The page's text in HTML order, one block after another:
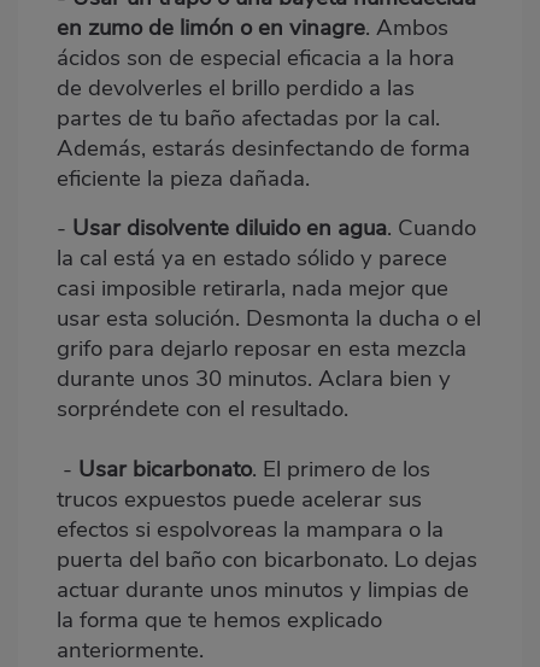
en zumo de limón o en vinagre. Ambos
ácidos son de especial eficacia a la hora
de devolverles el brillo perdido a las
partes de tu baño afectadas por la cal.
Además, estarás desinfectando de forma
eficiente la pieza dañada.
- Usar disolvente diluido en agua. Cuando
la cal está ya en estado sólido y parece
casi imposible retirarla, nada mejor que
usar esta solución. Desmonta la ducha o el
grifo para dejarlo reposar en esta mezcla
durante unos 30 minutos. Aclara bien y
sorpréndete con el resultado.
- Usarbicarbonato. El primero de los
trucos expuestos puede acelerar sus
efectos si espolvoreas la mampara o la
puerta del baño con bicarbonato. Lo dejas
actuar durante unos minutos y limpias de
la forma que te hemos explicado
anteriormente.